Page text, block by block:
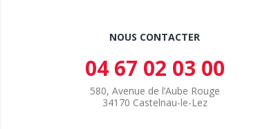
NOUS CONTACTER
04 67 02 03 00
580, Avenue de l’Aube Rouge
34170 Castelnau-le-Lez